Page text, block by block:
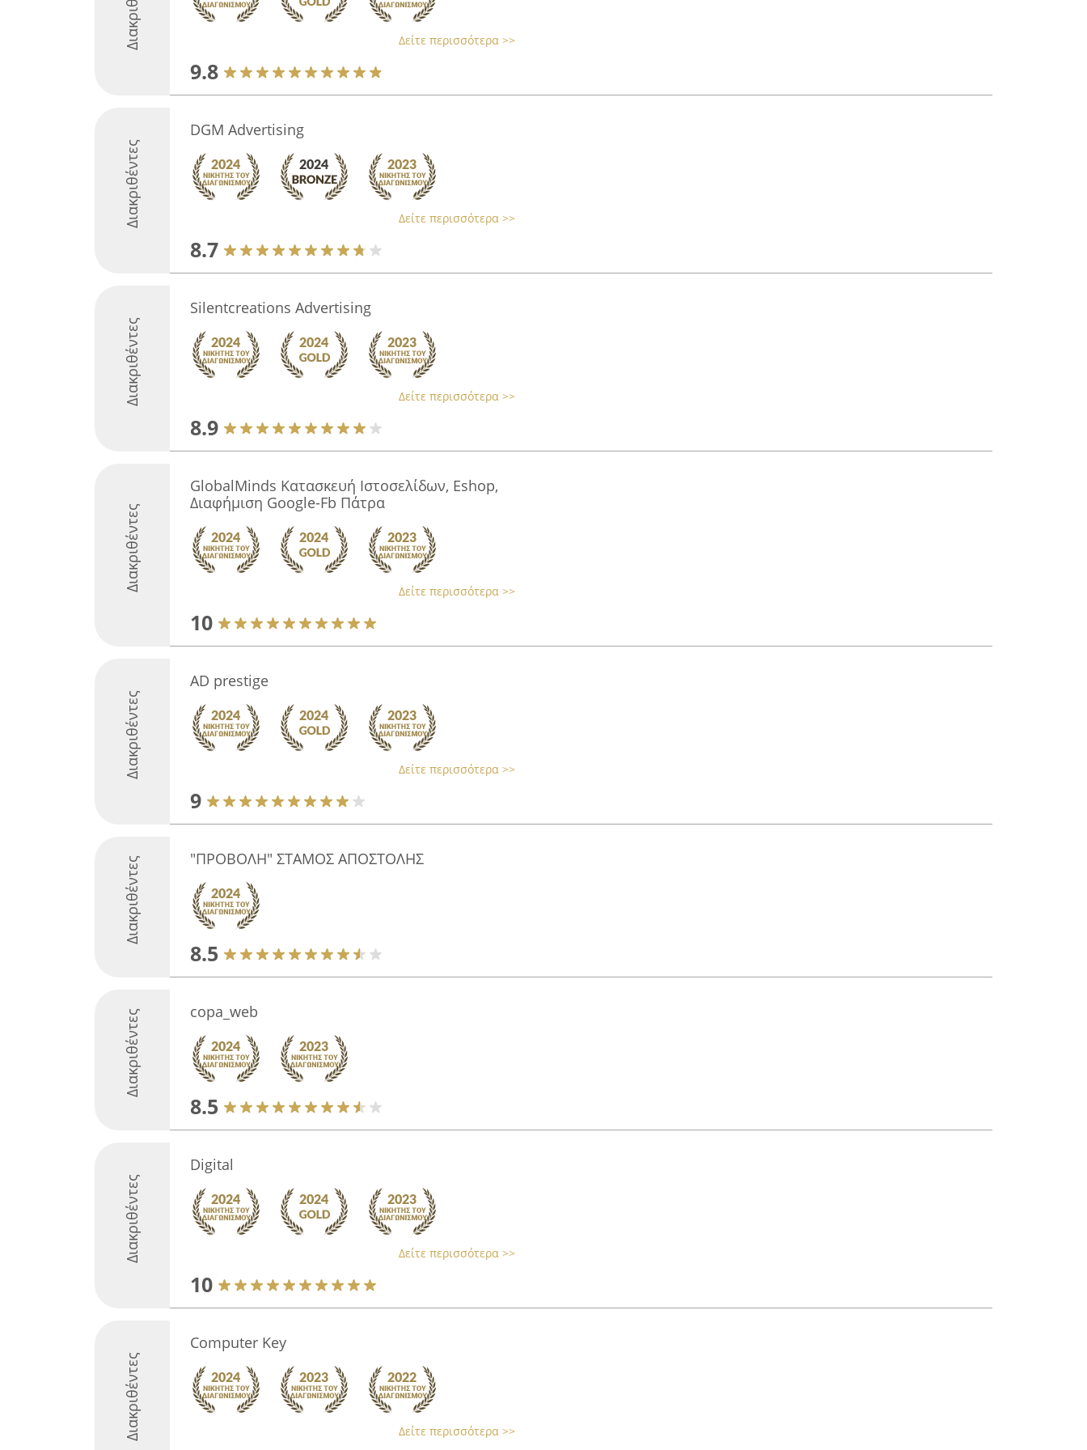
Δείτε περισσότερα >>
9.8
Διακριθέντες
DGM Advertising
Δείτε περισσότερα >>
8.7
Διακριθέντες
Silentcreations Advertising
Δείτε περισσότερα >>
8.9
Διακριθέντες
GlobalMinds Κατασκευή Ιστοσελίδων, Eshop,
Διαφήμιση Google-Fb Πάτρα
Δείτε περισσότερα >>
10
Διακριθέντες
AD prestige
Δείτε περισσότερα >>
9
Διακριθέντες "ΠΡΟΒΟΛΗ" ΣΤΑΜΟΣ ΑΠΟΣΤΟΛΗΣ
8.5
Διακριθέντες copa_web
8.5
Διακριθέντες
Digital
Δείτε περισσότερα >>
10
Διακριθέντες
Computer Key
Δείτε περισσότερα >>